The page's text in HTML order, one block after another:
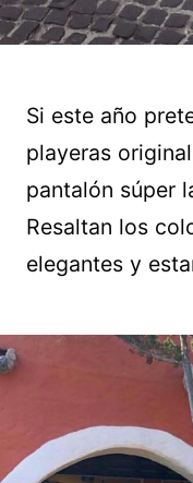
Si este año
playeras
pantalón súper
Resaltan los
elegantes y